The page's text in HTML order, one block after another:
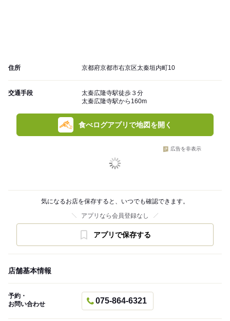
住所 京都府京都市右京区太秦垣内町10
交通手段
太秦広隆寺駅徒歩３分
太秦広隆寺駅から160m
食べログアプリで地図を開く
広告を非表示
気になるお店を保存すると、いつでも確認できます。
アプリなら会員登録なし
アプリで保存する
店舗基本情報
予約・
お問い合わせ
075-864-6321